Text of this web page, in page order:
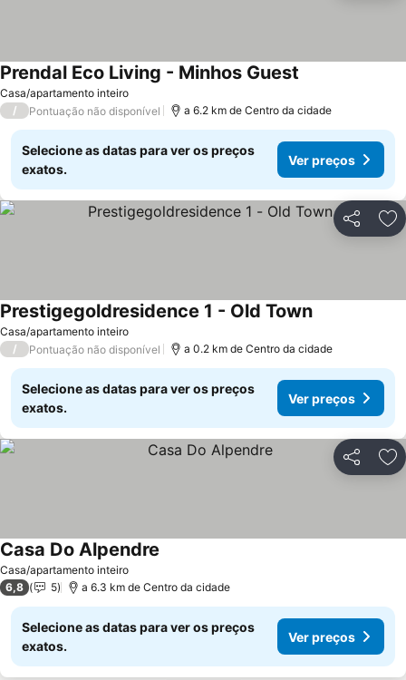
Casa/apartamento inteiro
Prendal Eco Living - Minhos Guest
/ Pontuação não disponível a 6.2 km de Centro da cidade
Selecione as datas para ver os preços
exatos.
Ver preços
Partilhar
Casa/apartamento inteiro
Prestigegoldresidence 1 - Old Town
/ Pontuação não disponível a 0.2 km de Centro da cidade
Selecione as datas para ver os preços
exatos.
Ver preços
Partilhar
Casa/apartamento inteiro
Casa Do Alpendre
6,8 5 a 6.3 km de Centro da cidade
Selecione as datas para ver os preços
exatos.
Ver preços